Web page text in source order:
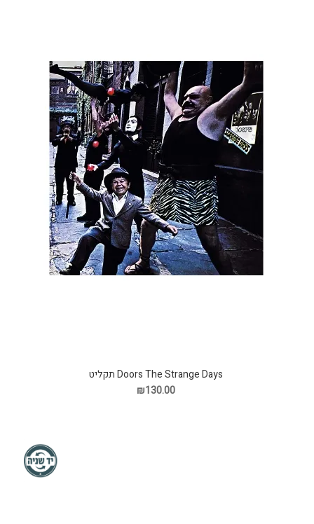
Doors The Strange Days תקליט
₪130.00